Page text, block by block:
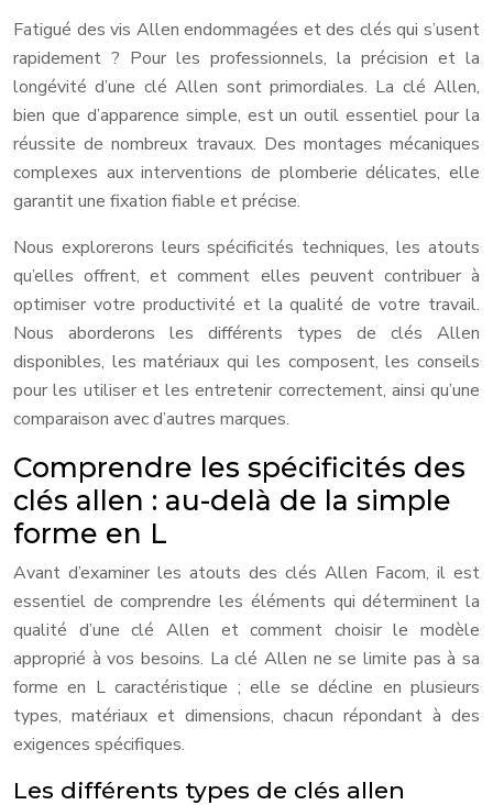
Fatigué des vis Allen endommagées et des clés qui s’usent
rapidement ? Pour les professionnels, la précision et la
longévité d’une clé Allen sont primordiales. La clé Allen,
bien que d’apparence simple, est un outil essentiel pour la
réussite de nombreux travaux. Des montages mécaniques
complexes aux interventions de plomberie délicates, elle
garantit une fixation fiable et précise.
Nous explorerons leurs spécificités techniques, les atouts
qu’elles offrent, et comment elles peuvent contribuer à
optimiser votre productivité et la qualité de votre travail.
Nous aborderons les différents types de clés Allen
disponibles, les matériaux qui les composent, les conseils
pour les utiliser et les entretenir correctement, ainsi qu’une
comparaison avec d’autres marques.
Comprendre les spécificités des
clés allen : au-delà de la simple
forme en L
Avant d’examiner les atouts des clés Allen Facom, il est
essentiel de comprendre les éléments qui déterminent la
qualité d’une clé Allen et comment choisir le modèle
approprié à vos besoins. La clé Allen ne se limite pas à sa
forme en L caractéristique ; elle se décline en plusieurs
types, matériaux et dimensions, chacun répondant à des
exigences spécifiques.
Les différents types de clés allen